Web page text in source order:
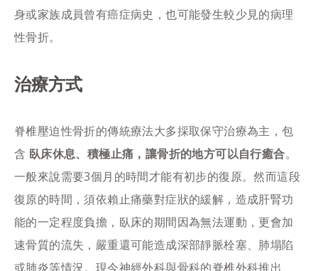
身或家族成員曾有癌症病史，也可能發生較少見的病理
性骨折。
治療方式
脊椎壓迫性骨折的傳統療法大多採取保守治療為主，包
含 臥床休息、積極止痛，讓骨折的地方可以自行癒合。
一般來說需要3個月的時間才能有初步的復原。然而這段
復原的時間，須依賴止痛藥對症狀的緩解，造成肝腎功
能的一定程度負擔，臥床的期間因為無法運動，更會加
速骨質的流失，嚴重還可能造成深部靜脈栓塞、肺塌陷
或肺炎等情況。現今神經外科與骨科的脊椎外科推出